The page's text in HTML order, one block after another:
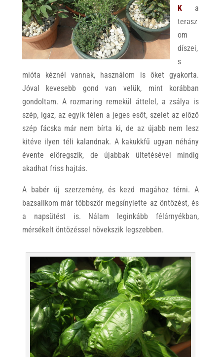
K a
terasz
om
díszei,
s
mióta kéznél vannak, használom is őket gyakorta.
Jóval kevesebb gond van velük, mint korábban
gondoltam. A rozmaring remekül áttelel, a zsálya is
szép, igaz, az egyik télen a jeges esőt, szelet az előző
szép fácska már nem bírta ki, de az újabb nem lesz
kitéve ilyen téli kalandnak. A kakukkfű ugyan néhány
évente elöregszik, de újabbak ültetésével mindig
akadhat friss hajtás.
A babér új szerzemény, és kezd magához térni. A
bazsalikom már többször megsínylette az öntözést, és
a napsütést is. Nálam leginkább félárnyékban,
mérsékelt öntözéssel növekszik legszebben.